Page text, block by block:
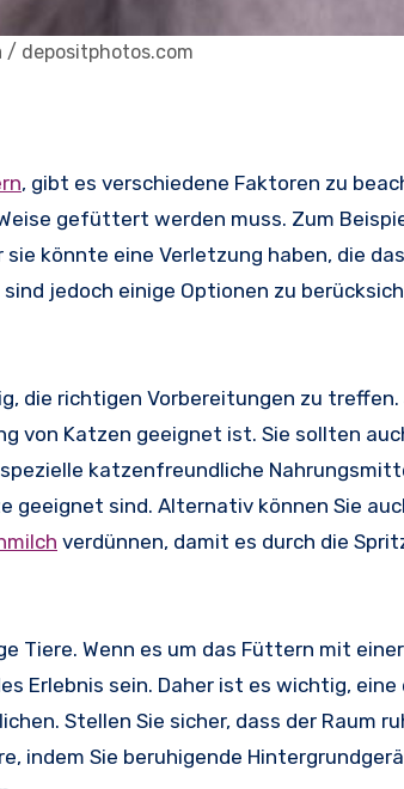
/ depositphotos.com
, gibt es verschiedene Faktoren zu
gefüttert werden muss. Zum
könnte eine Verletzung haben, die
jedoch einige Optionen zu
die richtigen Vorbereitungen zu treffen.
von Katzen geeignet ist. Sie sollten
katzenfreundliche
geeignet sind. Alternativ können Sie
verdünnen, damit es durch die
Tiere. Wenn es um das Füttern mit
Erlebnis sein. Daher ist es wichtig,
Stellen Sie sicher, dass der Raum
indem Sie beruhigende